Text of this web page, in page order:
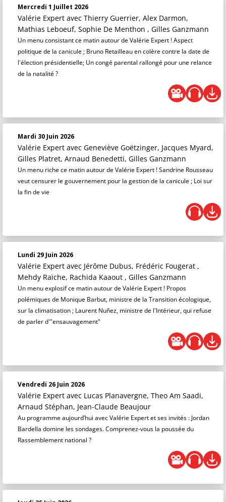
Mercredi 1 Juillet 2026
Valérie Expert avec Thierry Guerrier, Alex Darmon,
Mathias Leboeuf, Sophie De Menthon , Gilles Ganzmann
Un menu consistant ce matin autour de Valérie Expert ! Aspect
politique de la canicule ; Bruno Retailleau en colère contre la date de
l'élection présidentielle; Un congé parental rallongé pour une relance
de la natalité ?
Mardi 30 Juin 2026
Valérie Expert avec Geneviève Goëtzinger, Jacques Myard,
Gilles Platret, Arnaud Benedetti, Gilles Ganzmann
Un menu riche ce matin autour de Valérie Expert ! Sandrine Rousseau
veut censurer le gouvernement pour la gestion de la canicule ; Loi sur
la fin de vie
Lundi 29 Juin 2026
Valérie Expert avec Jérôme Dubus, Frédéric Fougerat ,
Mehdy Raïche, Rachida Kaaout , Gilles Ganzmann
Un menu explosif ce matin autour de Valérie Expert ! Propos
polémiques de Monique Barbut, ministre de la Transition écologique,
sur la climatisation ; Laurent Nuñez, ministre de l'Intérieur, qui refuse
de parler d'"ensauvagement"
Vendredi 26 Juin 2026
Valérie Expert avec Lucas Planavergne, Theo Am Saadi,
Arnaud Stéphan, Jean-Claude Beaujour
Au programme aujourd’hui avec Valérie Expert et ses invités : Jordan
Bardella domine les sondages. Comprenez-vous la poussée du
Rassemblement national ?